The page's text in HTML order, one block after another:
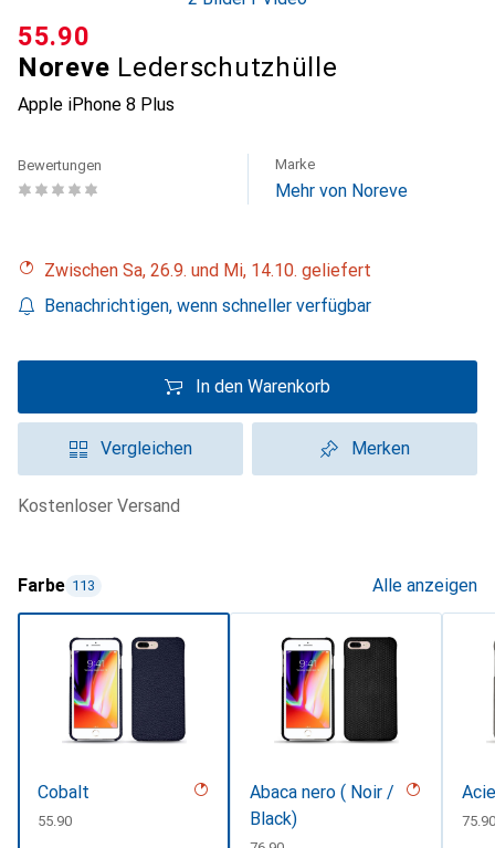
Noreve Lederschutzhülle
Apple iPhone 8 Plus
CHF
55.90
Bewertungen Marke
Mehr von Noreve
Zwischen Sa, 26.9. und Mi, 14.10. geliefert
Benachrichtigen, wenn schneller verfügbar
In den Warenkorb
Vergleichen Merken
kostenloser Versand
Farbe 113 Alle anzeigen
Cobalt
CHF
55.90
Abaca nero ( Noir /
Black)
CHF